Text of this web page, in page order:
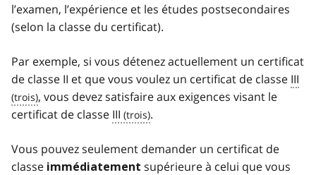
l’examen, l’expérience et les études postsecondaires
(selon la classe du certificat).
Par exemple, si vous détenez actuellement un certificat
de classe II et que vous voulez un certificat de classe III
, vous devez satisfaire aux exigences visant le
certificat de classe III .
Vous pouvez seulement demander un certificat de
classe immédiatement supérieure à celui que vous